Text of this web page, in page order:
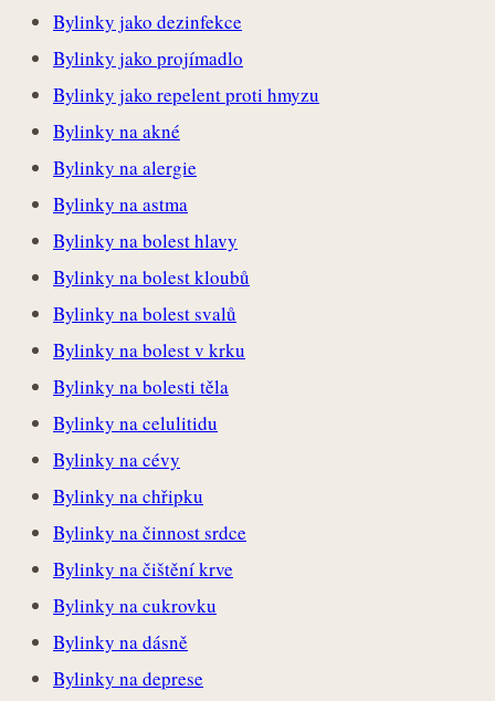
Bylinky jako dezinfekce
Bylinky jako projímadlo
Bylinky jako repelent proti hmyzu
Bylinky na akné
Bylinky na alergie
Bylinky na astma
Bylinky na bolest hlavy
Bylinky na bolest kloubů
Bylinky na bolest svalů
Bylinky na bolest v krku
Bylinky na bolesti těla
Bylinky na celulitidu
Bylinky na cévy
Bylinky na chřipku
Bylinky na činnost srdce
Bylinky na čištění krve
Bylinky na cukrovku
Bylinky na dásně
Bylinky na deprese